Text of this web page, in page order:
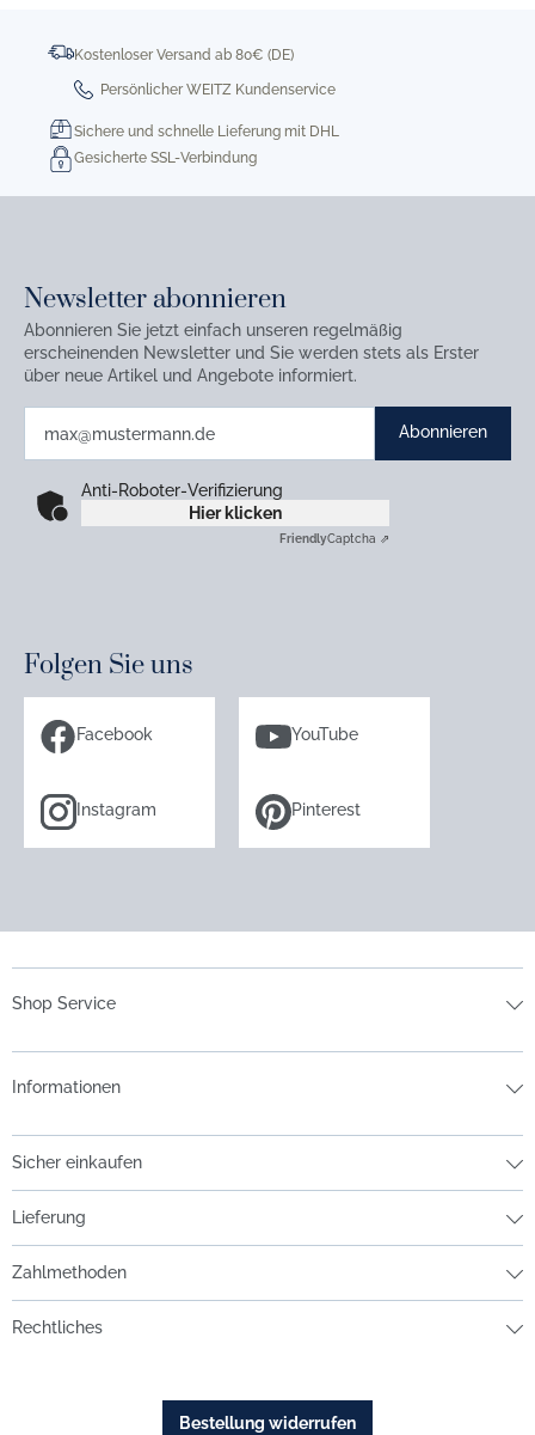
Kostenloser Versand ab 80€ (DE)
Persönlicher WEITZ Kundenservice
Sichere und schnelle Lieferung mit DHL
Gesicherte SSL-Verbindung
Newsletter abonnieren
Abonnieren Sie jetzt einfach unseren regelmäßig
erscheinenden Newsletter und Sie werden stets als Erster
über neue Artikel und Angebote informiert.
Abonnieren
Anti-Roboter-Verifizierung
Hier klicken
FriendlyCaptcha ⇗
Folgen Sie uns
Facebook YouTube
Instagram Pinterest
Shop Service
Informationen
Sicher einkaufen
Lieferung
Zahlmethoden
Rechtliches
Bestellung widerrufen